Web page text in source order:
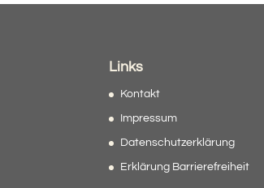
Links
Kontakt
Impressum
Datenschutzerklärung
Erklärung Barrierefreiheit